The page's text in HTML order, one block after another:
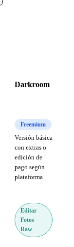
Darkroom
Freemium
Versión básica
con extras o
edición de
pago según
plataforma
Editar
Fotos
Raw